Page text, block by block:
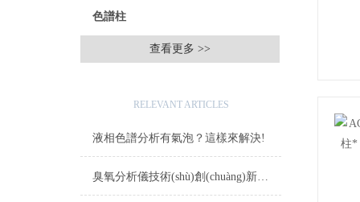
色譜柱
查看更多 >>
RELEVANT ARTICLES
液相色譜分析有氣泡？這樣來解決!
臭氧分析儀技術(shù)創(chuàng)新：提高監(jiān)測(cè)精度與穩(wěn)定性的新策略